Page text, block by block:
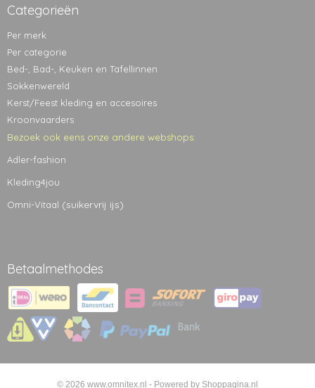
Categorieën
Per merk
Per categorie
Bed-, Bad-, Keuken en Tafellinnen
Sokkenwereld
Kerst/Feest kleding en accesoires
Kroonvaarders
Bezoek ook eens onze andere webshops:
Adler-fashion
Kleding4jou
Omni-Vitaal (suikervrij ijs)
Betaalmethodes
© 2026 www.omnitex.nl - Powered by Shoppagina.nl